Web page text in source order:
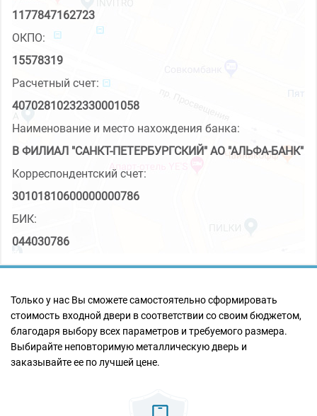
1177847162723
ОКПО:
15578319
Расчетный счет:
40702810232330001058
Наименование и место нахождения банка:
В ФИЛИАЛ "САНКТ-ПЕТЕРБУРГСКИЙ" АО "АЛЬФА-БАНК"
Корреспондентский счет:
30101810600000000786
БИК:
044030786
Только у нас Вы сможете самостоятельно сформировать
стоимость входной двери в соответствии со своим бюджетом,
благодаря выбору всех параметров и требуемого размера.
Выбирайте неповторимую металлическую дверь и
заказывайте ее по лучшей цене.